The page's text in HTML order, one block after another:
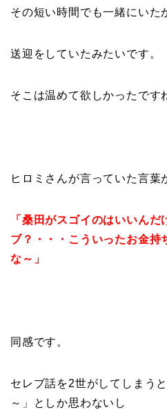
その短い時間でも一緒にいた
送迎をしていたみたいです。
そこは温めて欲しかったです
ヒロミさんが言っていた言葉
「桑田がスゴイのはいいんだ
ブ？・・・こういったお金持
な～」
同感です。
セレブ話を2世がしてしまう
～」としか思わないし